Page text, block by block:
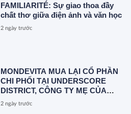
FAMILIARITÉ: Sự giao thoa đầy
chất thơ giữa điện ảnh và văn học
2 ngày trước
MONDEVITA MUA LẠI CỔ PHẦN
CHI PHỐI TẠI UNDERSCORE
DISTRICT, CÔNG TY MẸ CỦA
MAGLIANO, ĐÁNH DẤU BƯỚC
2 ngày trước